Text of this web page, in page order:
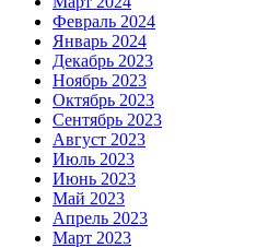
Февраль 2024
Январь 2024
Декабрь 2023
Ноябрь 2023
Октябрь 2023
Сентябрь 2023
Август 2023
Июль 2023
Июнь 2023
Май 2023
Апрель 2023
Март 2023